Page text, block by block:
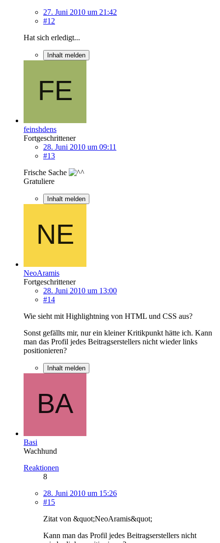
27. Juni 2010 um 21:42
#12
Hat sich erledigt...
Inhalt melden
feinshdens
Fortgeschrittener
28. Juni 2010 um 09:11
#13
Frische Sache
Gratuliere
Inhalt melden
NeoAramis
Fortgeschrittener
28. Juni 2010 um 13:00
#14
Wie sieht mit Highlightning von HTML und CSS aus?
Sonst gefällts mir, nur ein kleiner Kritikpunkt hätte ich. Kann
man das Profil jedes Beitragserstellers nicht wieder links
positionieren?
Inhalt melden
Basi
Wachhund
Reaktionen
8
28. Juni 2010 um 15:26
#15
Zitat von &quot;NeoAramis&quot;
Kann man das Profil jedes Beitragserstellers nicht